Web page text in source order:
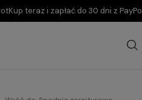
Kup teraz i zapłać do 30 dni z PayPo